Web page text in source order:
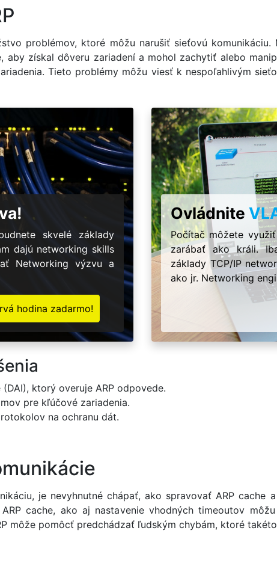
problémov, ktoré môžu narušiť sieťovú
aby získal dôveru zariadení a mohol zachytiť alebo
Tieto problémy môžu viesť k nespoľahlivým
skvelé základy
dajú networking skills
Networking výzvu a
hodina zadarmo!
Ovládnite
Počítač môžete
zarábať ako králi.
základy TCP/IP
ako jr. Networking
ktorý overuje ARP odpovede.
pre kľúčové zariadenia.
na ochranu dát.
je nevyhnutné chápať, ako spravovať ARP cache
cache, ako aj nastavenie vhodných timeoutov
môže pomôcť predchádzať ľudským chybám, ktoré